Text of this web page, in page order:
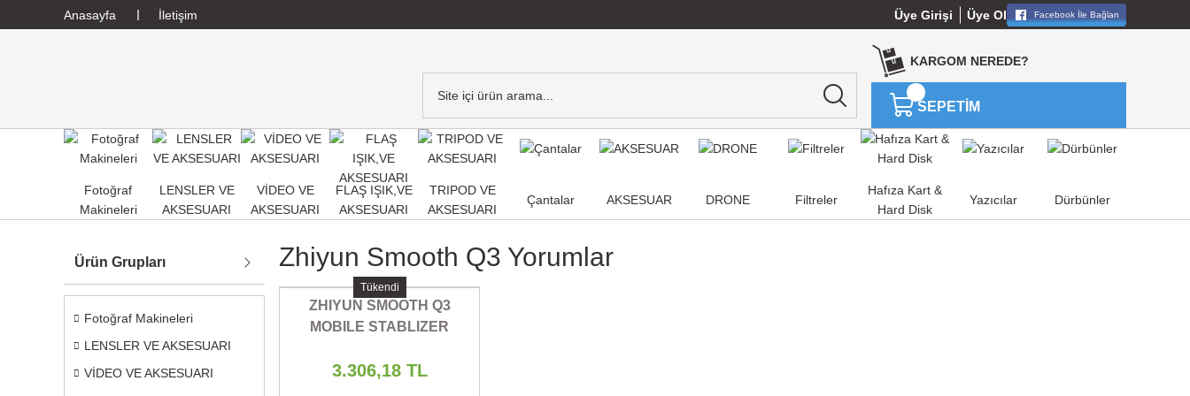
Anasayfa İletişim Üye Girişi Üye Ol Facebook İle Bağlan
KARGOM NEREDE?
SEPETİM
Fotoğraf
Makineleri
LENSLER VE
AKSESUARI
VİDEO VE
AKSESUARI
FLAŞ IŞIK,VE
AKSESUARI
TRIPOD VE
AKSESUARI
Çantalar AKSESUAR DRONE Filtreler
Hafıza Kart &
Hard Disk
Yazıcılar Dürbünler
Ürün Grupları
Fotoğraf Makineleri
LENSLER VE AKSESUARI
VİDEO VE AKSESUARI
Zhiyun Smooth Q3 Yorumlar
Tükendi
ZHIYUN SMOOTH Q3
MOBILE STABLIZER
3.306,18 TL